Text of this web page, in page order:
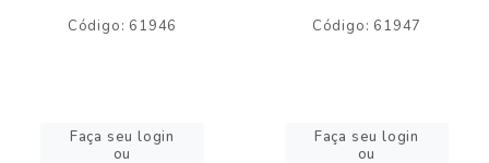
Código: 61946
Faça seu login
ou
Código: 61947
Faça seu login
ou